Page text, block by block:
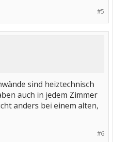
#5
sind heiztechnisch
auch in jedem Zimmer
anders bei einem alten,
#6